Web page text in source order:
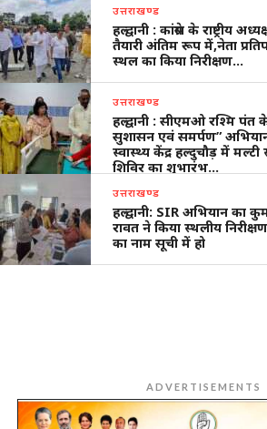
उत्तराखण्ड
हल्द्वानी : कांग्रेस के राष्ट्रीय
तैयारी अंतिम रूप में,नेता
स्थल का किया निरीक्षण…
उत्तराखण्ड
हल्द्वानी : सीएमओ रश्मि पंत
सुशासन एवं समर्पण”
स्वास्थ्य केंद्र हल्दुचौड़ में मल्टी
शिविर का शुभारंभ…
उत्तराखण्ड
हल्द्वानी: SIR अभियान का
रावत ने किया स्थलीय
का नाम सूची में हो
ADVERTISEMENTS